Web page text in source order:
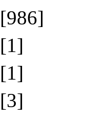
[986]
[1]
[1]
[3]